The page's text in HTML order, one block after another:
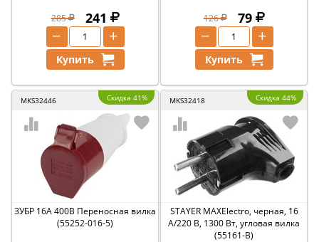
285 241
+
−
Купить
126 79
+
−
Купить
MKS32446 Скидка 41%
ЗУБР 16A 400В Переносная вилка
(55252-016-5)
MKS32418 Скидка 44%
STAYER MAXElectro, черная, 16
А/220 В, 1300 Вт, угловая вилка
(55161-B)